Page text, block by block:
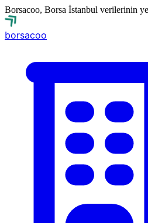
Borsacoo, Borsa İstanbul verilerinin
borsacoo